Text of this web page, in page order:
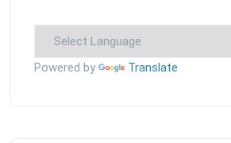
Powered by Translate